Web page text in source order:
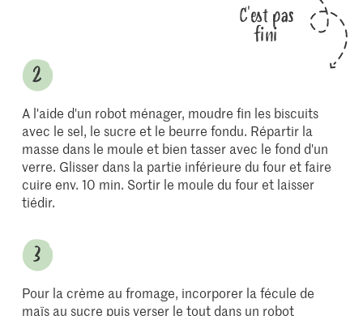
C'est pas
fini
A l'aide d'un robot ménager, moudre fin les biscuits
avec le sel, le sucre et le beurre fondu. Répartir la
masse dans le moule et bien tasser avec le fond d'un
verre. Glisser dans la partie inférieure du four et faire
cuire env. 10 min. Sortir le moule du four et laisser
tiédir.
Pour la crème au fromage, incorporer la fécule de
maïs au sucre puis verser le tout dans un robot